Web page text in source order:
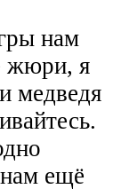
нам
жюри, я
медведя
ещё